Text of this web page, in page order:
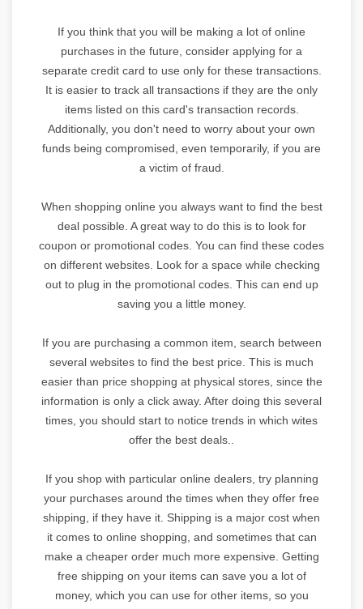
If you think that you will be making a lot of online
purchases in the future, consider applying for a
separate credit card to use only for these transactions.
It is easier to track all transactions if they are the only
items listed on this card's transaction records.
Additionally, you don't need to worry about your own
funds being compromised, even temporarily, if you are
a victim of fraud.
When shopping online you always want to find the best
deal possible. A great way to do this is to look for
coupon or promotional codes. You can find these codes
on different websites. Look for a space while checking
out to plug in the promotional codes. This can end up
saving you a little money.
If you are purchasing a common item, search between
several websites to find the best price. This is much
easier than price shopping at physical stores, since the
information is only a click away. After doing this several
times, you should start to notice trends in which wites
offer the best deals..
If you shop with particular online dealers, try planning
your purchases around the times when they offer free
shipping, if they have it. Shipping is a major cost when
it comes to online shopping, and sometimes that can
make a cheaper order much more expensive. Getting
free shipping on your items can save you a lot of
money, which you can use for other items, so you